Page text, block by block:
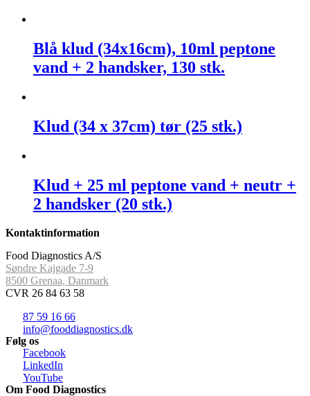
Blå klud (34x16cm), 10ml peptone
vand + 2 handsker, 130 stk.
Klud (34 x 37cm) tør (25 stk.)
Klud + 25 ml peptone vand + neutr +
2 handsker (20 stk.)
Kontaktinformation
Food Diagnostics A/S
Søndre Kajgade 7-9
8500 Grenaa, Danmark
CVR 26 84 63 58
87 59 16 66
info@fooddiagnostics.dk
Følg os
Facebook
LinkedIn
YouTube
Om Food Diagnostics